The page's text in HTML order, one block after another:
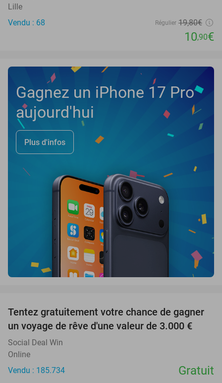
Lille
Vendu : 68
Régulier 19,80€
10,90€
Gagnez un iPhone 17 Pro
aujourd'hui
Plus d'infos
Tentez gratuitement votre chance de gagner
un voyage de rêve d'une valeur de 3.000 €
Social Deal Win
Online
Vendu : 185.734
Gratuit